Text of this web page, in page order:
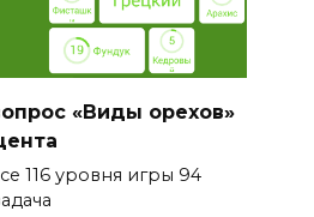
«Виды орехов»
116 уровня игры 94